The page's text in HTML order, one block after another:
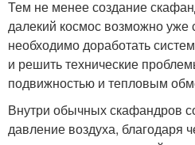
Тем не менее создание
далекий космос возможно уже
необходимо доработать
и решить технические
подвижностью и тепловым
Внутри обычных скафандров
давление воздуха, благодаря